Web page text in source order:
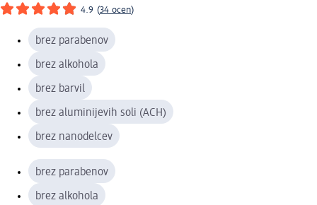
4.9 (34 ocen)
brez parabenov
brez alkohola
brez barvil
brez aluminijevih soli (ACH)
brez nanodelcev
brez parabenov
brez alkohola